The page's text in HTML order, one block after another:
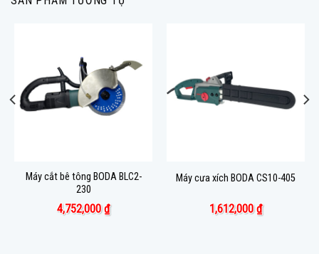
Máy cắt bê tông BODA BLC2-
230
4,752,000₫
Máy cưa xích BODA CS10-405
1,612,000₫